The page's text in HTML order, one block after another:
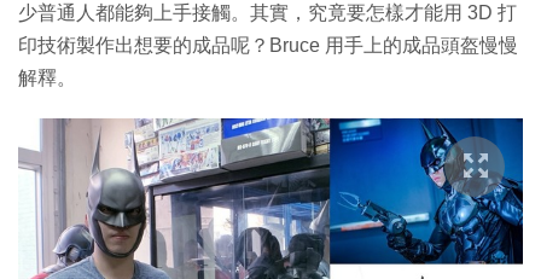
少普通人都能夠上手接觸。其實，究竟要怎樣才能用 3D 打
印技術製作出想要的成品呢？Bruce 用手上的成品頭盔慢慢
解釋。